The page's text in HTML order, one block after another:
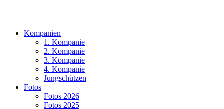
Kompanien
1. Kompanie
2. Kompanie
3. Kompanie
4. Kompanie
Jungschützen
Fotos
Fotos 2026
Fotos 2025